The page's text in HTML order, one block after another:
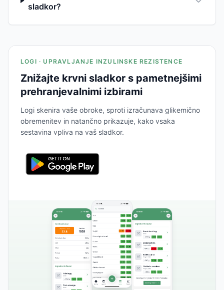
sladkor?
LOGI · UPRAVLJANJE INZULINSKE REZISTENCE
Znižajte krvni sladkor s pametnejšimi
prehranjevalnimi izbirami
Logi skenira vaše obroke, sproti izračunava glikemično
obremenitev in natančno prikazuje, kako vsaka
sestavina vpliva na vaš sladkor.